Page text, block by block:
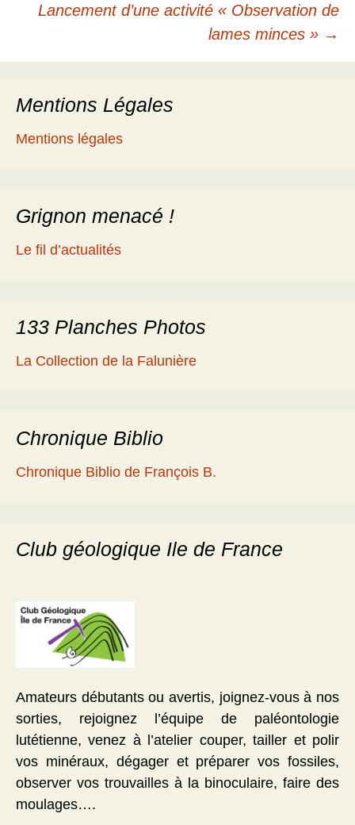
des
articles
Lancement d’une activité « Observation de
lames minces » →
Mentions Légales
Mentions légales
Grignon menacé !
Le fil d’actualités
133 Planches Photos
La Collection de la Falunière
Chronique Biblio
Chronique Biblio de François B.
Club géologique Ile de France
Amateurs débutants ou avertis, joignez-vous à nos
sorties, rejoignez l’équipe de paléontologie
lutétienne, venez à l’atelier couper, tailler et polir
vos minéraux, dégager et préparer vos fossiles,
observer vos trouvailles à la binoculaire, faire des
moulages….